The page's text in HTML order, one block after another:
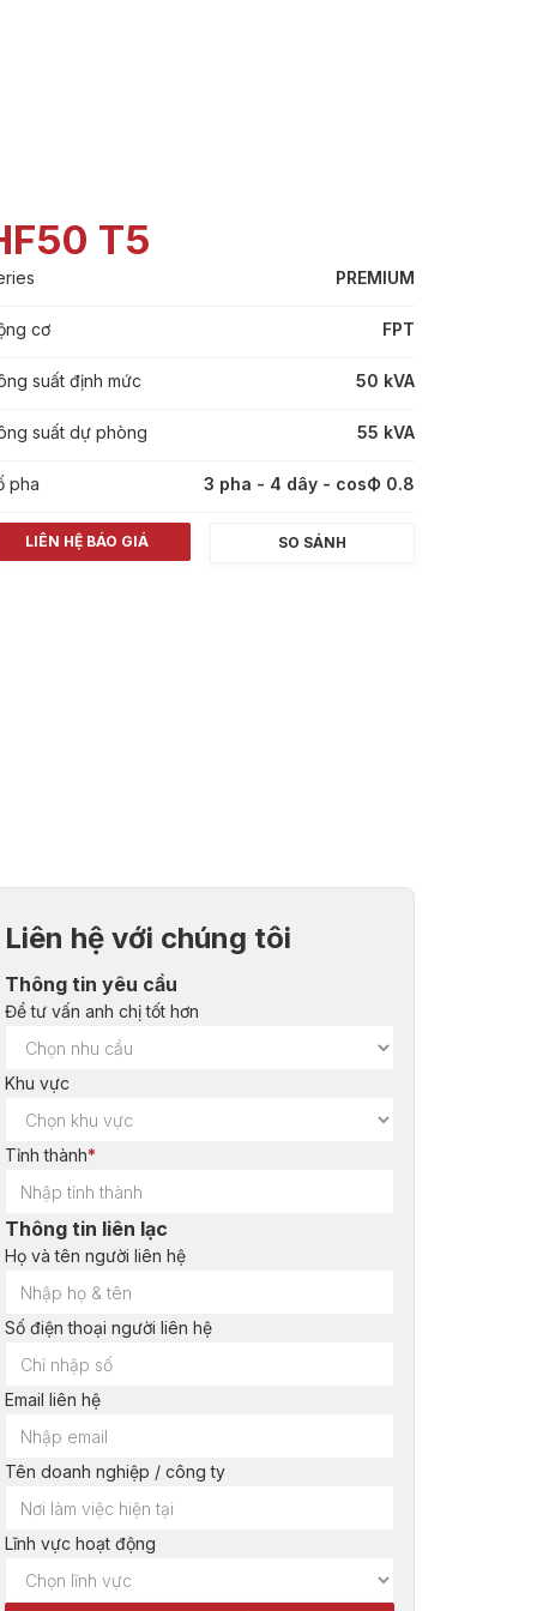
T5
PREMIUM
cơ FPT
suất định mức 50 kVA
suất dự phòng 55 kVA
pha 3 pha - 4 dây - cosФ 0.8
LIÊN HỆ BÁO GIÁ SO SÁNH
Liên hệ với chúng tôi
Thông tin yêu cầu
Để tư vấn anh chị tốt hơn
Khu vực
Tỉnh thành*
Thông tin liên lạc
Họ và tên người liên hệ
Số điện thoại người liên hệ
Email liên hệ
Tên doanh nghiệp / công ty
Lĩnh vực hoạt động